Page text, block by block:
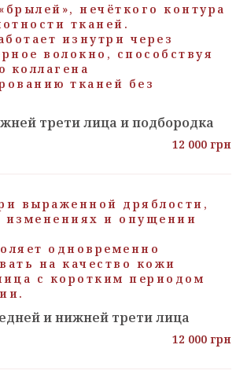
нечёткого контура
тканей.
изнутри через
волокно, способствуя
коллагена
тканей без
трети лица и подбородка
12 000 грн
выраженной дряблости,
изменениях и опущении
одновременно
на качество кожи
с коротким периодом
и нижней трети лица
12 000 грн